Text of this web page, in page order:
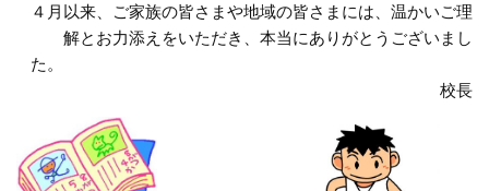
４月以来、ご家族の皆さまや地域の皆さまには、温かいご理
解とお力添えをいただき、本当にありがとうございまし
た。
校長